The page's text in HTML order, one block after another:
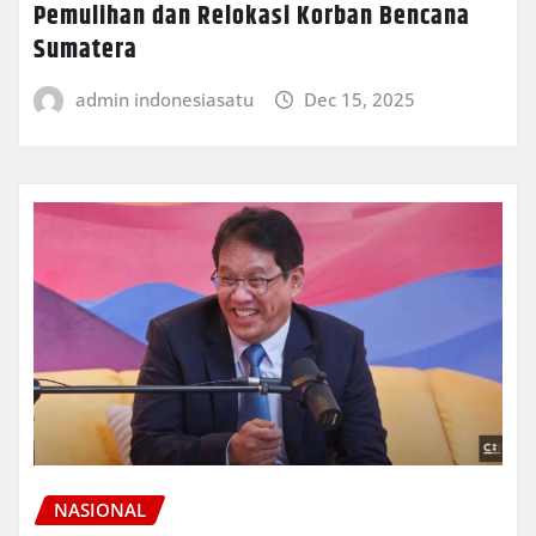
Pemulihan dan Relokasi Korban Bencana
Sumatera
admin indonesiasatu Dec 15, 2025
NASIONAL